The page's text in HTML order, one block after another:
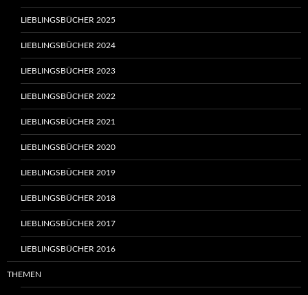
LIEBLINGSBÜCHER 2025
LIEBLINGSBÜCHER 2024
LIEBLINGSBÜCHER 2023
LIEBLINGSBÜCHER 2022
LIEBLINGSBÜCHER 2021
LIEBLINGSBÜCHER 2020
LIEBLINGSBÜCHER 2019
LIEBLINGSBÜCHER 2018
LIEBLINGSBÜCHER 2017
LIEBLINGSBÜCHER 2016
THEMEN